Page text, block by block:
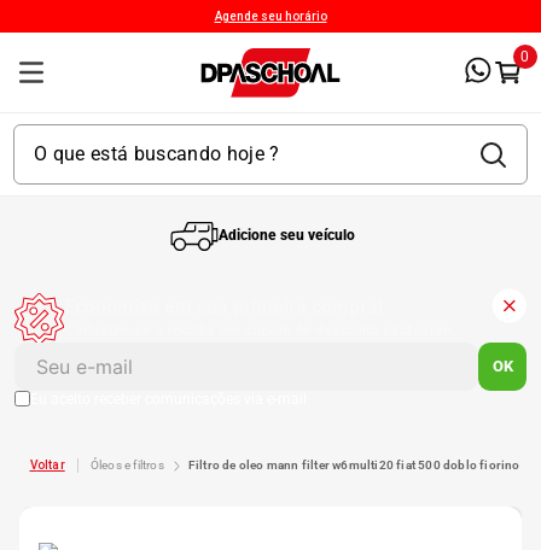
Agende seu horário
0
Adicione seu veículo
OK
óleos e filtros filtro de oleo mann filter w6multi20 fiat 500 doblo fiorino
2 º Kit Pneu